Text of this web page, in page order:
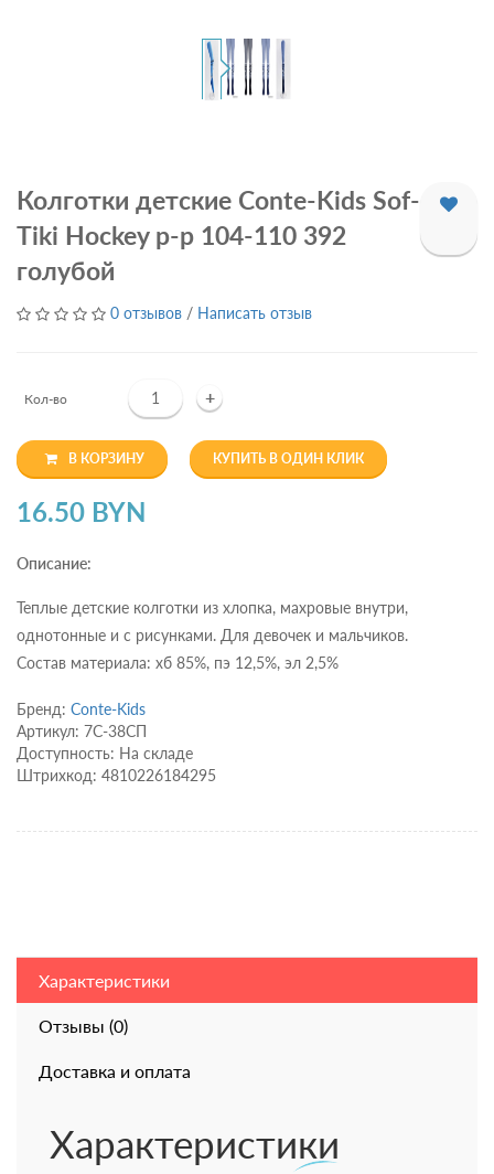
Колготки детские Conte-Kids Sof-
Tiki Hockey р-р 104-110 392
голубой
0 отзывов / Написать отзыв
Кол-во +
В КОРЗИНУ КУПИТЬ В ОДИН КЛИК
16.50 BYN
Описание:
Теплые детские колготки из хлопка, махровые внутри,
однотонные и с рисунками. Для девочек и мальчиков.
Состав материала: хб 85%, пэ 12,5%, эл 2,5%
Бренд: Conte-Kids
Артикул: 7С-38СП
Доступность: На складе
Штрихкод: 4810226184295
Характеристики
Отзывы (0)
Доставка и оплата
Характеристики